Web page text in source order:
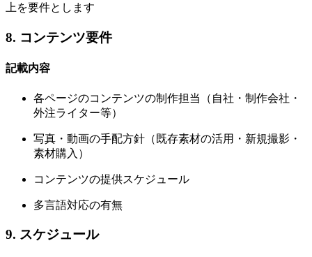
上を要件とします
8. コンテンツ要件
記載内容
各ページのコンテンツの制作担当（自社・制作会社・
外注ライター等）
写真・動画の手配方針（既存素材の活用・新規撮影・
素材購入）
コンテンツの提供スケジュール
多言語対応の有無
9. スケジュール